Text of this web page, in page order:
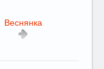
Веснянка